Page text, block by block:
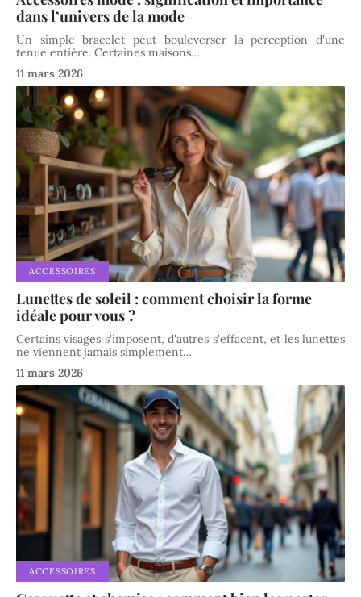
dans l’univers de la mode
Un simple bracelet peut bouleverser la perception d'une
tenue entière. Certaines maisons…
11 mars 2026
ACCESSOIRES
Lunettes de soleil : comment choisir la forme
idéale pour vous ?
Certains visages s'imposent, d'autres s'effacent, et les lunettes
ne viennent jamais simplement…
11 mars 2026
ACCESSOIRES